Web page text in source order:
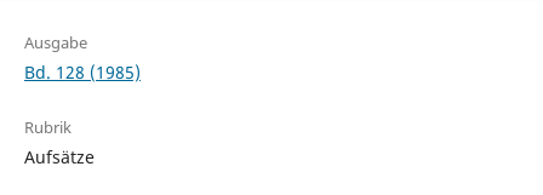
Ausgabe
Bd. 128 (1985)
Rubrik
Aufsätze